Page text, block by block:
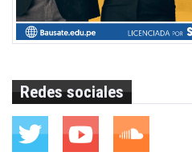
Redes sociales